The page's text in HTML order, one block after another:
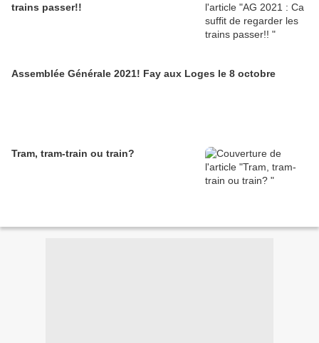
trains passer!!
Assemblée Générale 2021! Fay aux Loges le 8 octobre
Tram, tram-train ou train?